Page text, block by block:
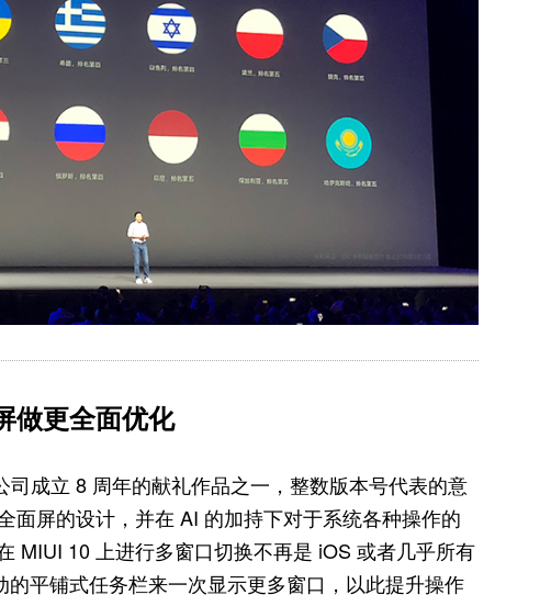
做更全面优化
成立 8 周年的献礼作品之一，整数版本号代表的意
面屏的设计，并在 AI 的加持下对于系统各种操作的
MIUI 10 上进行多窗口切换不再是 iOS 或者几乎所有
平铺式任务栏来一次显示更多窗口，以此提升操作